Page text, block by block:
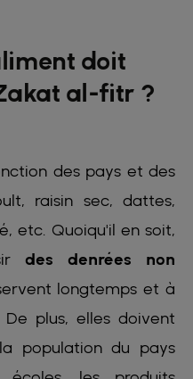
doit
al-fitr ?
des pays et des
raisin sec, dattes,
etc. Quoiqu'il en soit,
des denrées non
longtemps et à
plus, elles doivent
population du pays